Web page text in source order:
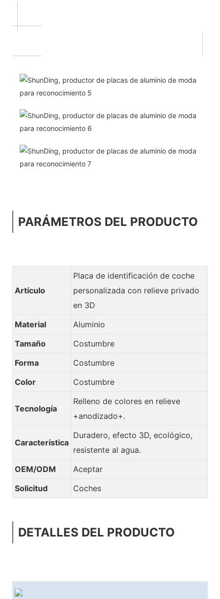
PARÁMETROS DEL PRODUCTO
Artículo
Placa de identificación de coche
personalizada con relieve privado
en 3D
Material
Aluminio
Tamaño
Costumbre
Forma
Costumbre
Color
Costumbre
Tecnología
Relleno de colores en relieve
+anodizado+.
Característica
Duradero, efecto 3D, ecológico,
resistente al agua.
OEM/ODM
Aceptar
Solicitud
Coches
DETALLES DEL PRODUCTO